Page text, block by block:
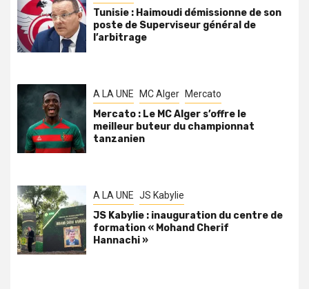
Tunisie : Haimoudi démissionne de son
poste de Superviseur général de
l’arbitrage
A LA UNE MC Alger Mercato
Mercato : Le MC Alger s’offre le
meilleur buteur du championnat
tanzanien
A LA UNE JS Kabylie
JS Kabylie : inauguration du centre de
formation « Mohand Cherif
Hannachi »